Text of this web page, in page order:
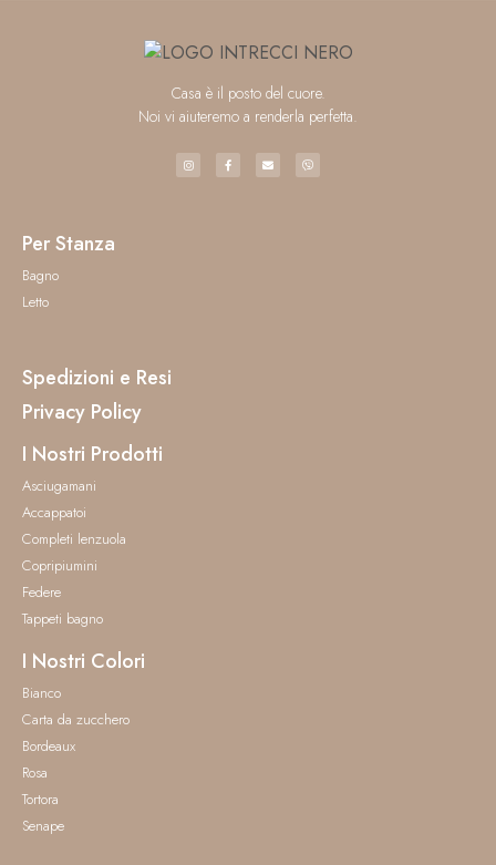
Casa è il posto del cuore.
Noi vi aiuteremo a renderla perfetta.
Per Stanza
Bagno
Letto
Spedizioni e Resi
Privacy Policy
I Nostri Prodotti
Asciugamani
Accappatoi
Completi lenzuola
Copripiumini
Federe
Tappeti bagno
I Nostri Colori
Bianco
Carta da zucchero
Bordeaux
Rosa
Tortora
Senape